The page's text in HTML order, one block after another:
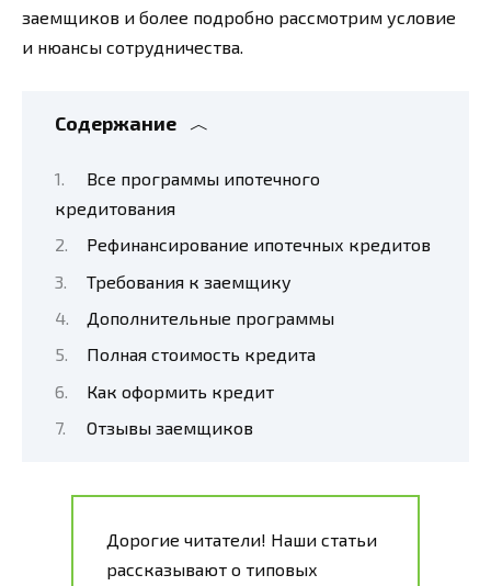
заемщиков и более подробно рассмотрим условие
и нюансы сотрудничества.
Содержание
Все программы ипотечного
кредитования
Рефинансирование ипотечных кредитов
Требования к заемщику
Дополнительные программы
Полная стоимость кредита
Как оформить кредит
Отзывы заемщиков
Дорогие читатели! Наши статьи
рассказывают о типовых